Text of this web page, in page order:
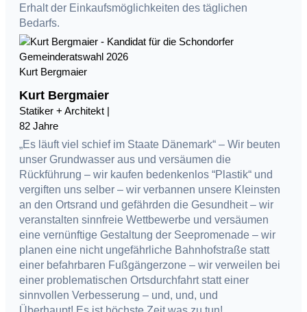
Erhalt der Einkaufsmöglichkeiten des täglichen
Bedarfs.
Kurt Bergmaier
Kurt Bergmaier
Statiker + Architekt |
82 Jahre
„Es läuft viel schief im Staate Dänemark“ – Wir beuten
unser Grundwasser aus und versäumen die
Rückführung – wir kaufen bedenkenlos “Plastik“ und
vergiften uns selber – wir verbannen unsere Kleinsten
an den Ortsrand und gefährden die Gesundheit – wir
veranstalten sinnfreie Wettbewerbe und versäumen
eine vernünftige Gestaltung der Seepromenade – wir
planen eine nicht ungefährliche Bahnhofstraße statt
einer befahrbaren Fußgängerzone – wir verweilen bei
einer problematischen Ortsdurchfahrt statt einer
sinnvollen Verbesserung – und, und, und